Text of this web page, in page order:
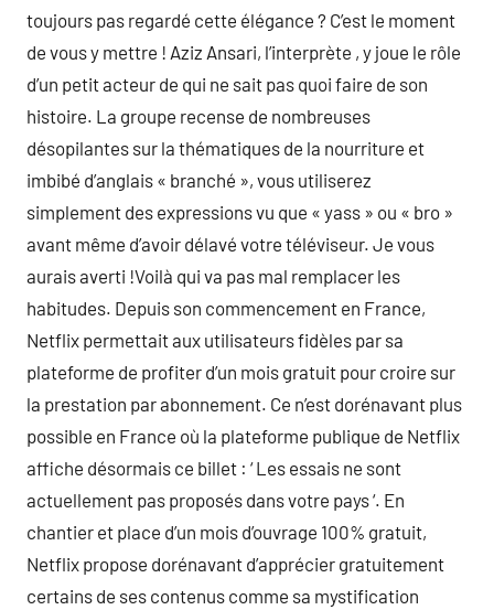
toujours pas regardé cette élégance ? C’est le moment
de vous y mettre ! Aziz Ansari, l’interprète , y joue le rôle
d’un petit acteur de qui ne sait pas quoi faire de son
histoire. La groupe recense de nombreuses
désopilantes sur la thématiques de la nourriture et
imbibé d’anglais « branché », vous utiliserez
simplement des expressions vu que « yass » ou « bro »
avant même d’avoir délavé votre téléviseur. Je vous
aurais averti !Voilà qui va pas mal remplacer les
habitudes. Depuis son commencement en France,
Netflix permettait aux utilisateurs fidèles par sa
plateforme de profiter d’un mois gratuit pour croire sur
la prestation par abonnement. Ce n’est dorénavant plus
possible en France où la plateforme publique de Netflix
affiche désormais ce billet : ‘ Les essais ne sont
actuellement pas proposés dans votre pays ‘. En
chantier et place d’un mois d’ouvrage 100% gratuit,
Netflix propose dorénavant d’apprécier gratuitement
certains de ses contenus comme sa mystification